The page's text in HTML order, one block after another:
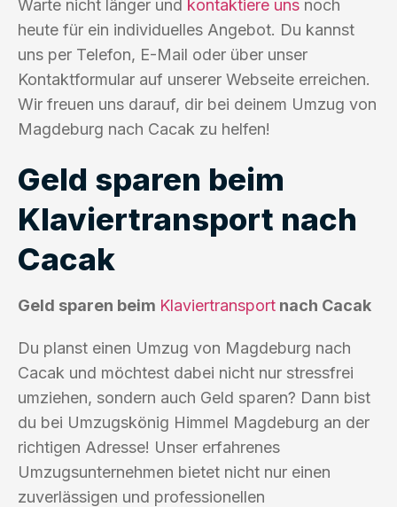
Warte nicht länger und kontaktiere uns noch
heute für ein individuelles Angebot. Du kannst
uns per Telefon, E-Mail oder über unser
Kontaktformular auf unserer Webseite erreichen.
Wir freuen uns darauf, dir bei deinem Umzug von
Magdeburg nach Cacak zu helfen!
Geld sparen beim
Klaviertransport nach
Cacak
Geld sparen beim Klaviertransport nach Cacak
Du planst einen Umzug von Magdeburg nach
Cacak und möchtest dabei nicht nur stressfrei
umziehen, sondern auch Geld sparen? Dann bist
du bei Umzugskönig Himmel Magdeburg an der
richtigen Adresse! Unser erfahrenes
Umzugsunternehmen bietet nicht nur einen
zuverlässigen und professionellen